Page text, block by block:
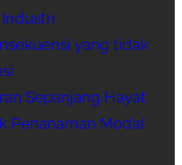
yang tidak
Sepanjang Hayat
Penanaman Modal